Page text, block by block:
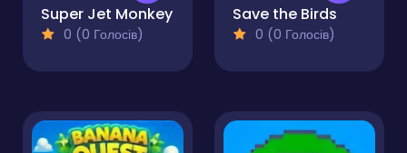
Super Jet Monkey
0 (0 Голосів)
Save the Birds
0 (0 Голосів)